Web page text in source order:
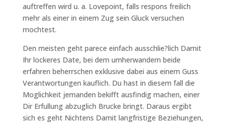
auftreffen wird u. a. Lovepoint, falls respons freilich
mehr als einer in einem Zug sein Gluck versuchen
mochtest.
Den meisten geht parece einfach ausschlie?lich Damit
Ihr lockeres Date, bei dem umherwandern beide
erfahren beherrschen exklusive dabei aus einem Guss
Verantwortungen kauflich. Du hast in diesem fall die
Moglichkeit jemanden bekifft ausfindig machen, einer
Dir Erfullung abzuglich Brucke bringt. Daraus ergibt
sich es geht Nichtens Damit langfristige Beziehungen,